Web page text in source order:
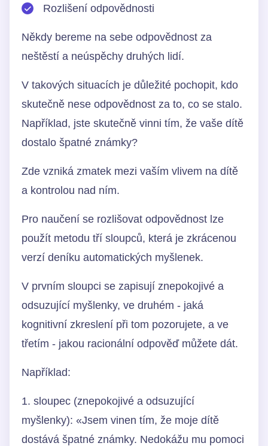
Rozlišení odpovědnosti
Někdy bereme na sebe odpovědnost za
neštěstí a neúspěchy druhých lidí.
V takových situacích je důležité pochopit, kdo
skutečně nese odpovědnost za to, co se stalo.
Například, jste skutečně vinni tím, že vaše dítě
dostalo špatné známky?
Zde vzniká zmatek mezi vaším vlivem na dítě
a kontrolou nad ním.
Pro naučení se rozlišovat odpovědnost lze
použít metodu tří sloupců, která je zkrácenou
verzí deníku automatických myšlenek.
V prvním sloupci se zapisují znepokojivé a
odsuzující myšlenky, ve druhém - jaká
kognitivní zkreslení při tom pozorujete, a ve
třetím - jakou racionální odpověď můžete dát.
Například:
1. sloupec (znepokojivé a odsuzující
myšlenky): «Jsem vinen tím, že moje dítě
dostává špatné známky. Nedokážu mu pomoci